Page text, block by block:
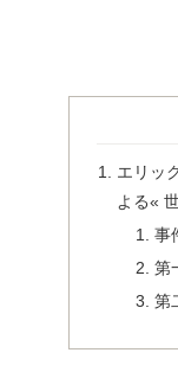
エリッ
よる«
事
第
第